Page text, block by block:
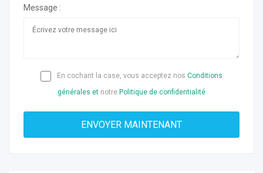
Message :
En cochant la case, vous acceptez nos Conditions
générales et notre Politique de confidentialité